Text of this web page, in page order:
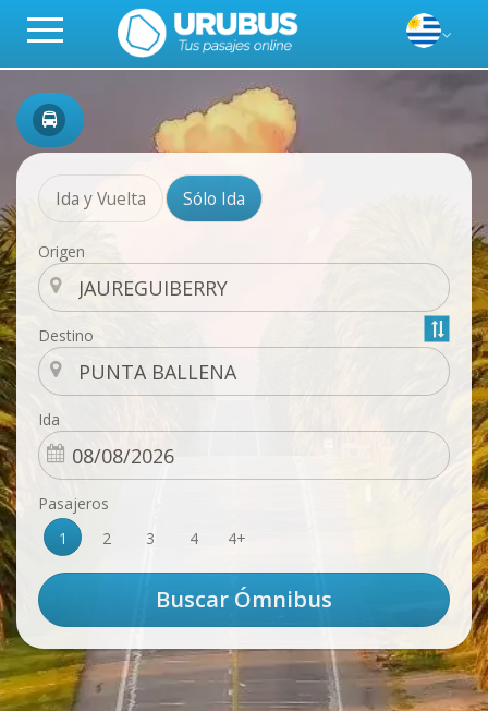
Ida y Vuelta Sólo Ida
Origen
Destino
Ida
Pasajeros
1
2 3 4 4+